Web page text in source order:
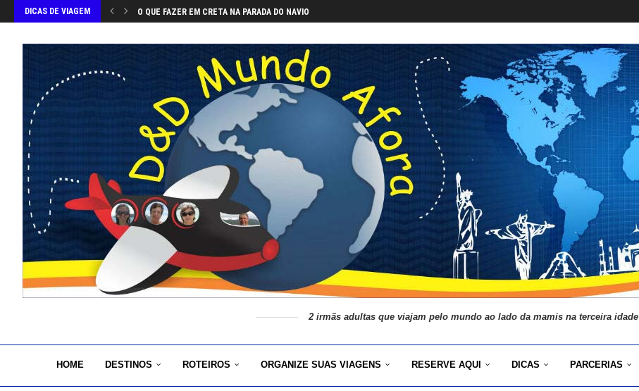
DICAS DE VIAGEM O QUE FAZER EM CRETA NA PARADA DO NAVIO
2 irmãs adultas que viajam pelo mundo ao lado da mamis na terceira idade
HOME DESTINOS ROTEIROS ORGANIZE SUAS VIAGENS RESERVE AQUI DICAS PARCERIAS